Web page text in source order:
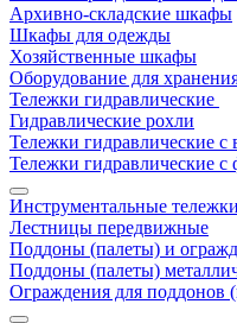
Архивно-складские шкафы
Шкафы для одежды
Хозяйственные шкафы
Оборудование для
Тележки гидравлические
Гидравлические рохли
Тележки гидравлические с
Тележки гидравлические
Инструментальные тележки
Лестницы передвижные
Поддоны (палеты) и
Поддоны (палеты)
Ограждения для поддонов